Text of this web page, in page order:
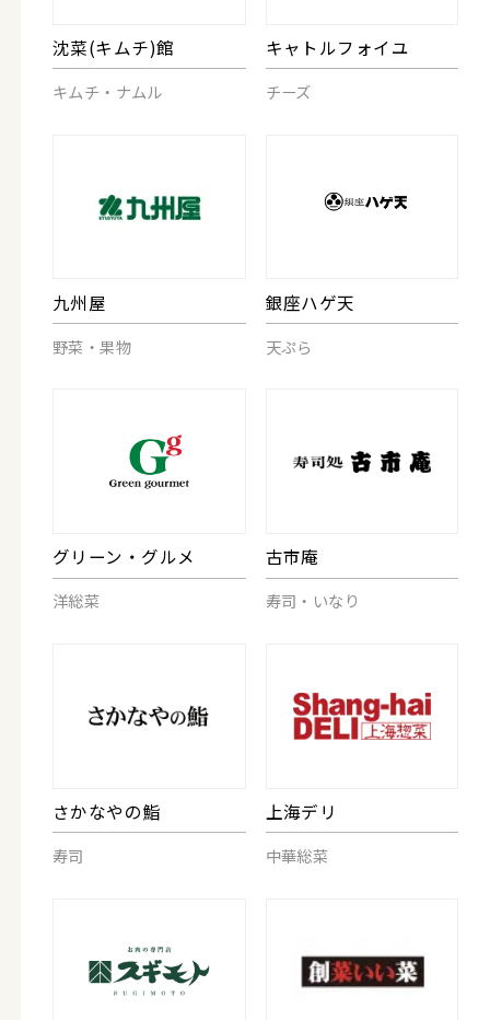
沈菜(キムチ)館
キムチ・ナムル
キャトルフォイユ
チーズ
九州屋
野菜・果物
銀座ハゲ天
天ぷら
グリーン・グルメ
洋総菜
古市庵
寿司・いなり
さかなやの鮨
寿司
上海デリ
中華総菜